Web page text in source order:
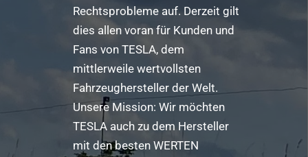
Rechtsprobleme auf. Derzeit gilt
dies allen voran für Kunden und
Fans von TESLA, dem
mittlerweile wertvollsten
Fahrzeughersteller der Welt.
Unsere Mission: Wir möchten
TESLA auch zu dem Hersteller
mit den besten WERTEN